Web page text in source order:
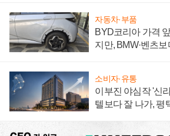
자동차·부품
BYD코리아 가격
지만, BMW·벤츠
소비자·유통
이부진 야심작 '신
텔보다 잘 나가, 평